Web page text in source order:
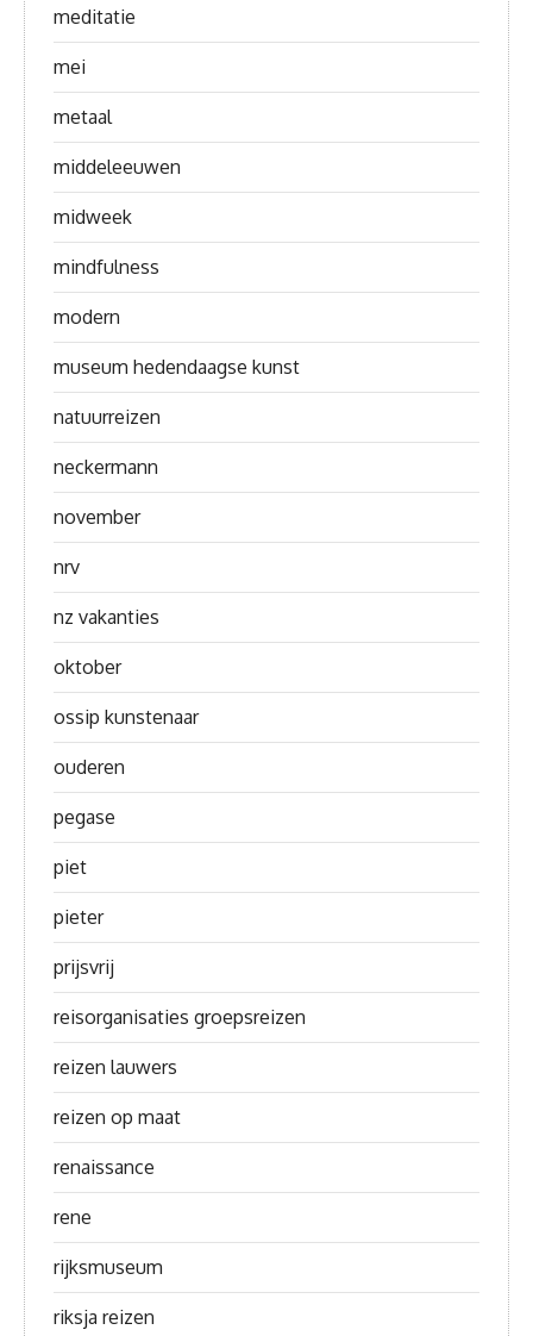
meditatie
mei
metaal
middeleeuwen
midweek
mindfulness
modern
museum hedendaagse kunst
natuurreizen
neckermann
november
nrv
nz vakanties
oktober
ossip kunstenaar
ouderen
pegase
piet
pieter
prijsvrij
reisorganisaties groepsreizen
reizen lauwers
reizen op maat
renaissance
rene
rijksmuseum
riksja reizen